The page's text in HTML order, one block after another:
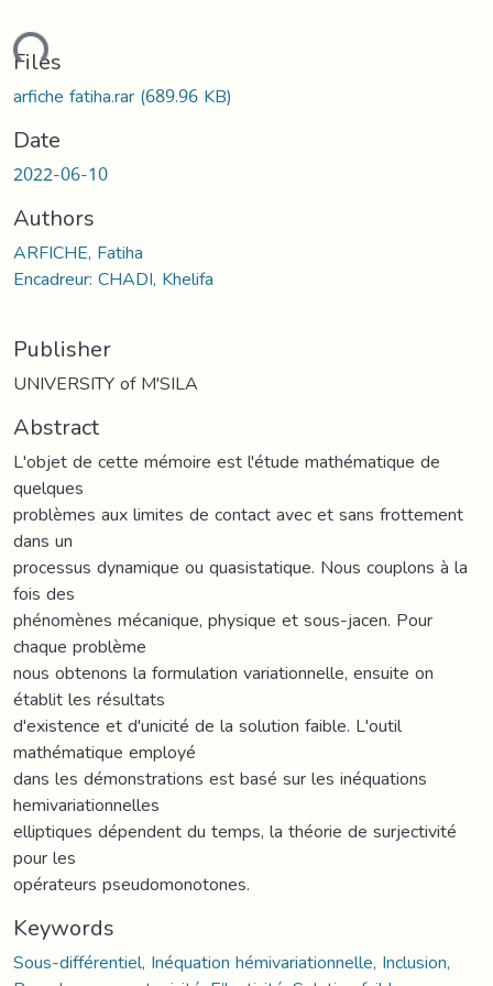
Files
arfiche fatiha.rar(689.96 KB)
Date
2022-06-10
Authors
ARFICHE, Fatiha
Encadreur: CHADI, Khelifa
Publisher
UNIVERSITY of M'SILA
Abstract
L'objet de cette mémoire est l'étude mathématique de
quelques
problèmes aux limites de contact avec et sans frottement
dans un
processus dynamique ou quasistatique. Nous couplons à la
fois des
phénomènes mécanique, physique et sous-jacen. Pour
chaque problème
nous obtenons la formulation variationnelle, ensuite on
établit les résultats
d'existence et d'unicité de la solution faible. L'outil
mathématique employé
dans les démonstrations est basé sur les inéquations
hemivariationnelles
elliptiques dépendent du temps, la théorie de surjectivité
pour les
opérateurs pseudomonotones.
Keywords
Sous-différentiel, Inéquation hémivariationnelle, Inclusion,